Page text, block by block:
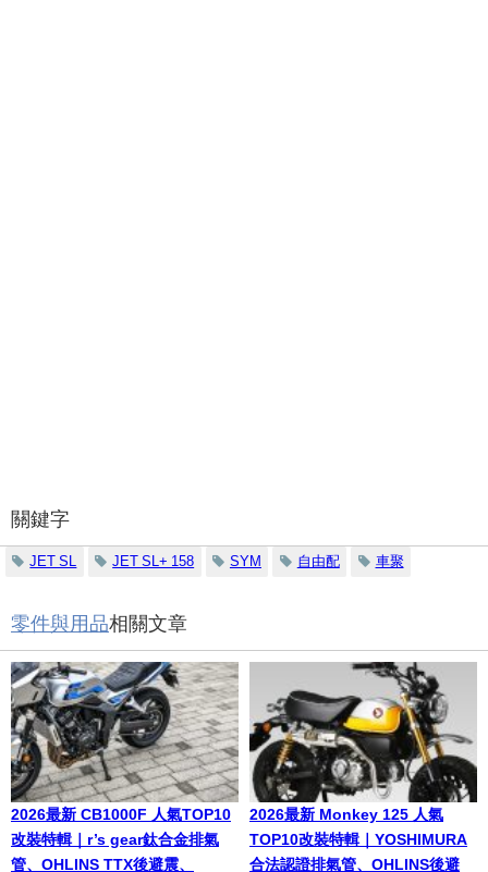
關鍵字
JET SL JET SL+ 158 SYM 自由配 車聚
零件與用品相關文章
2026最新 CB1000F 人氣TOP10
改裝特輯｜r’s gear鈦合金排氣
管、OHLINS TTX後避震、
2026最新 Monkey 125 人氣
TOP10改裝特輯｜YOSHIMURA
合法認證排氣管、OHLINS後避